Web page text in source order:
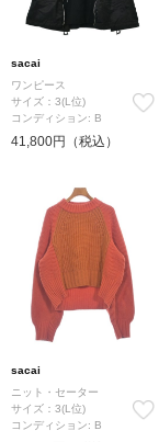
sacai
ワンピース
サイズ：3(L位)
コンディション: B
41,800円（税込）
sacai
ニット・セーター
サイズ：3(L位)
コンディション: B